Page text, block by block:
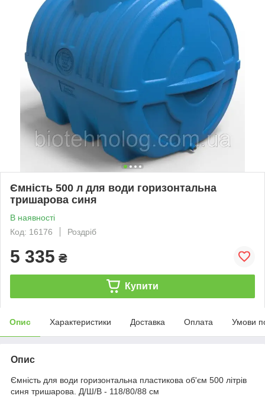
Ємність 500 л для води горизонтальна
тришарова синя
В наявності
Код: 16176
Роздріб
5 335 ₴
Купити
Опис Характеристики Доставка Оплата Умови
Опис
Ємність для води горизонтальна пластикова об'єм 500 літрів
синя тришарова. Д/Ш/В - 118/80/88 см